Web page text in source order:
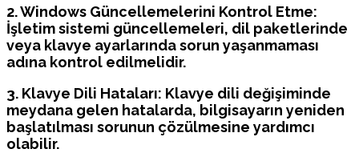
2. Windows Güncellemelerini Kontrol Etme:
İşletim sistemi güncellemeleri, dil paketlerinde
veya klavye ayarlarında sorun yaşanmaması
adına kontrol edilmelidir.
3. Klavye Dili Hataları: Klavye dili değişiminde
meydana gelen hatalarda, bilgisayarın yeniden
başlatılması sorunun çözülmesine yardımcı
olabilir.